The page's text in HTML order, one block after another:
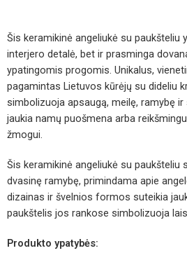
Šis keramikinė angeliukė su paukšteliu
interjero detalė, bet ir prasminga
ypatingomis progomis. Unikalus,
pagamintas Lietuvos kūrėjų su dideliu
simbolizuoja apsaugą, meilę, ramybę
jaukia namų puošmena arba
žmogui.
Šis keramikinė angeliukė su paukšteliu
dvasinę ramybę, primindama apie
dizainas ir švelnios formos suteikia
paukštelis jos rankose simbolizuoja
Produkto ypatybės: